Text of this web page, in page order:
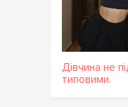
Дівчина не
типовими.